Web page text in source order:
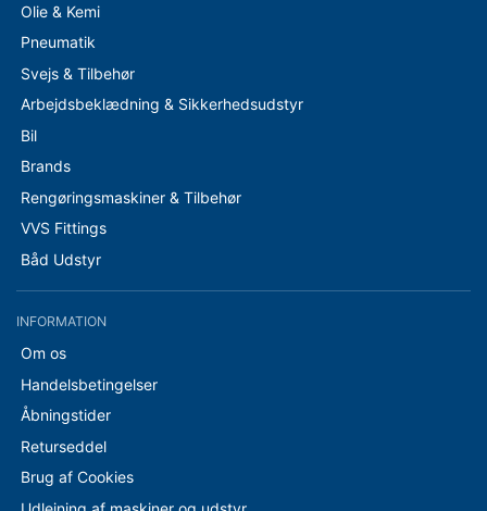
Olie & Kemi
Pneumatik
Svejs & Tilbehør
Arbejdsbeklædning & Sikkerhedsudstyr
Bil
Brands
Rengøringsmaskiner & Tilbehør
VVS Fittings
Båd Udstyr
INFORMATION
Om os
Handelsbetingelser
Åbningstider
Returseddel
Brug af Cookies